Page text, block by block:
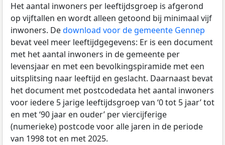
Het aantal inwoners per leeftijdsgroep is afgerond
op vijftallen en wordt alleen getoond bij minimaal vijf
inwoners. Dedownload voor de gemeente Gennep
bevat veel meer leeftijdgegevens: Er is een document
met het aantal inwoners in de gemeente per
levensjaar en met een bevolkingspiramide met een
uitsplitsing naar leeftijd en geslacht. Daarnaast bevat
het document met postcodedata het aantal inwoners
voor iedere 5 jarige leeftijdsgroep van ‘0 tot 5 jaar’ tot
en met ‘90 jaar en ouder’ per viercijferige
(numerieke) postcode voor alle jaren in de periode
van 1998 tot en met 2025.